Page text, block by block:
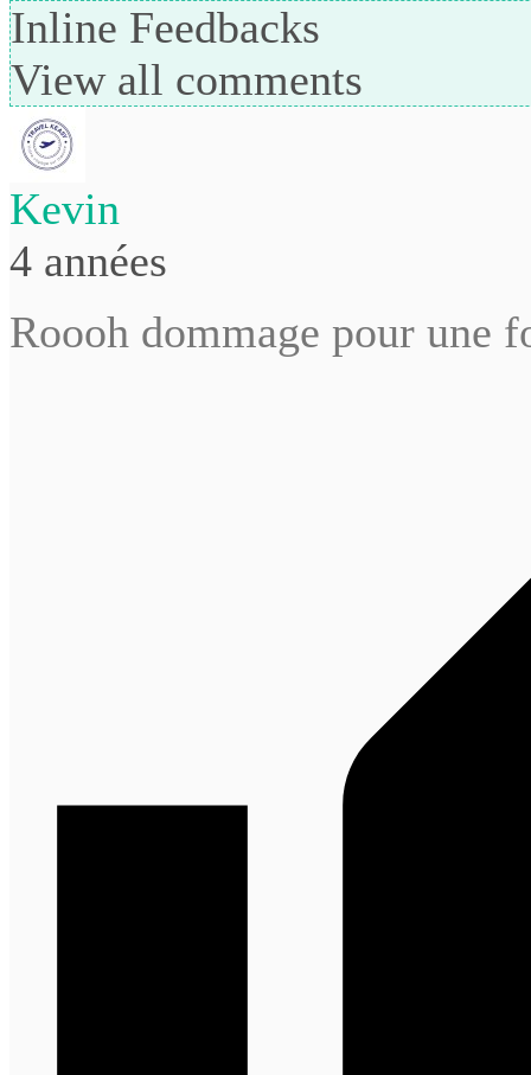
Inline Feedbacks
View all comments
Kevin
4 années
Roooh dommage pour une